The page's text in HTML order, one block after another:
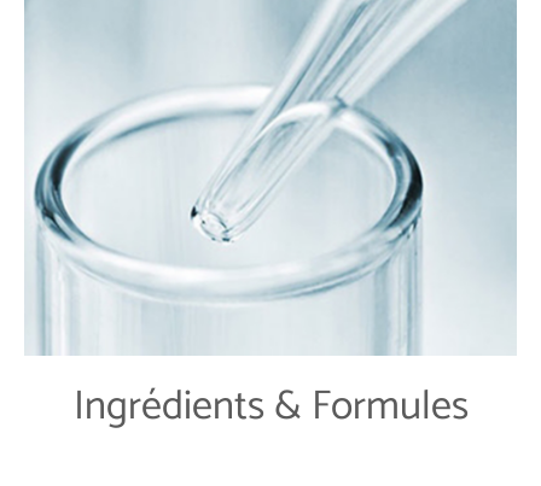
Ingrédients & Formules